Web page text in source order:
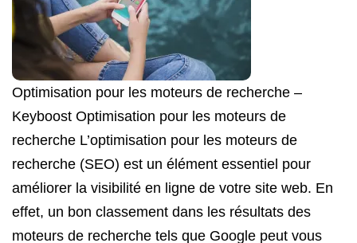
Optimisation pour les moteurs de recherche –
Keyboost Optimisation pour les moteurs de
recherche L’optimisation pour les moteurs de
recherche (SEO) est un élément essentiel pour
améliorer la visibilité en ligne de votre site web. En
effet, un bon classement dans les résultats des
moteurs de recherche tels que Google peut vous